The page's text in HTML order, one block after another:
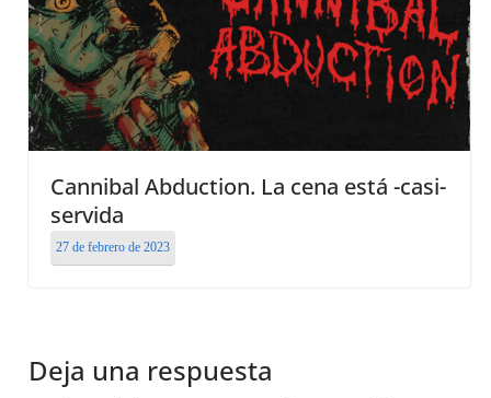
Cannibal Abduction. La cena está -casi-
servida
27 de febrero de 2023
Deja una respuesta